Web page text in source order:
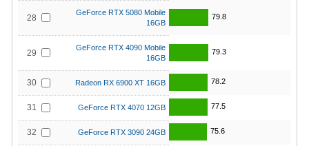
28
GeForce RTX 5080 Mobile
16GB
79.8
29
GeForce RTX 4090 Mobile
16GB
79.3
30 Radeon RX 6900 XT 16GB 78.2
31 GeForce RTX 4070 12GB 77.5
32 GeForce RTX 3090 24GB 75.6